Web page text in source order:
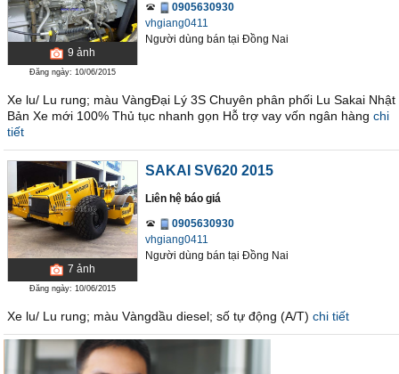
9 ảnh
Đăng ngày: 10/06/2015
0905630930
vhgiang0411
Người dùng bán tại Ðồng Nai
Xe lu/ Lu rung; màu VàngĐại Lý 3S Chuyên phân phối Lu Sakai Nhật
Bản Xe mới 100% Thủ tục nhanh gọn Hỗ trợ vay vốn ngân hàng chi
tiết
7 ảnh
Đăng ngày: 10/06/2015
SAKAI SV620 2015
Liên hệ báo giá
0905630930
vhgiang0411
Người dùng bán tại Ðồng Nai
Xe lu/ Lu rung; màu Vàngdầu diesel; số tự động (A/T) chi tiết